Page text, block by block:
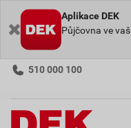
Aplikace DEK
Půjčovna ve
510 000 100